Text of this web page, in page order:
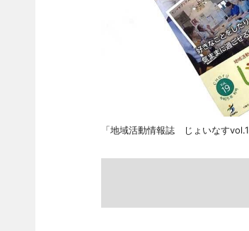
「地域活動情報誌 じょいなす